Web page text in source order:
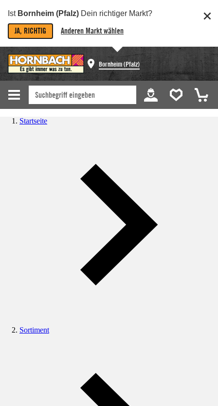
Ist Bornheim (Pfalz) Dein richtiger Markt?
JA, RICHTIG Anderen Markt wählen
Bornheim (Pfalz)
Startseite
Sortiment